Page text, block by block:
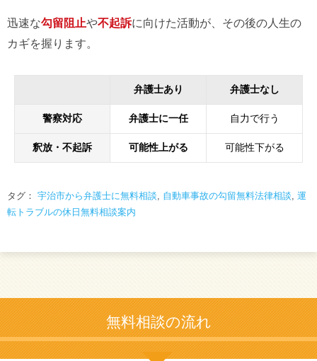
迅速な勾留阻止や不起訴に向けた活動が、その後の人生の
カギを握ります。
弁護士あり 弁護士なし
警察対応 弁護士に一任 自力で行う
釈放・不起訴 可能性上がる 可能性下がる
タグ： 宇治市から弁護士に無料相談, 自動車事故の勾留無料法律相談, 運
転トラブルの休日無料相談案内
無料相談の流れ